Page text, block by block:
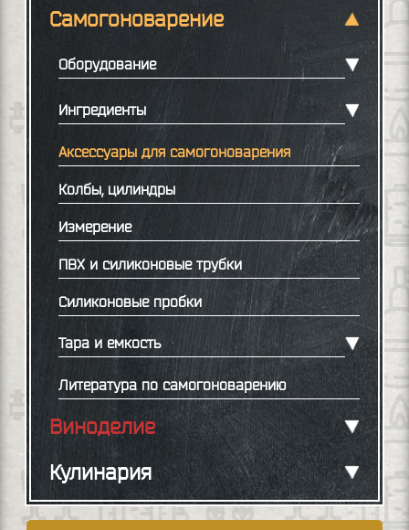
Самогоноварение
Оборудование
Ингредиенты
Аксессуары для самогоноварения
Колбы, цилиндры
Измерение
ПВХ и силиконовые трубки
Силиконовые пробки
Тара и емкость
Литература по самогоноварению
Виноделие
Кулинария